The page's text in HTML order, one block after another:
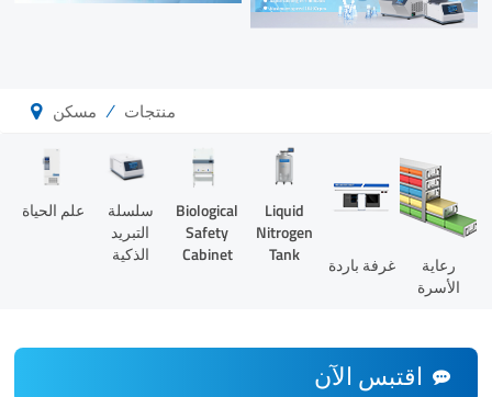
مسكن / منتجات
علم الحياة
سلسلة
التبريد
الذكية
Biological
Safety
Cabinet
Liquid
Nitrogen
Tank
غرفة باردة
رعاية
الأسرة
اقتبس الآن